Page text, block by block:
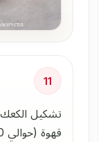
11
تشكيل